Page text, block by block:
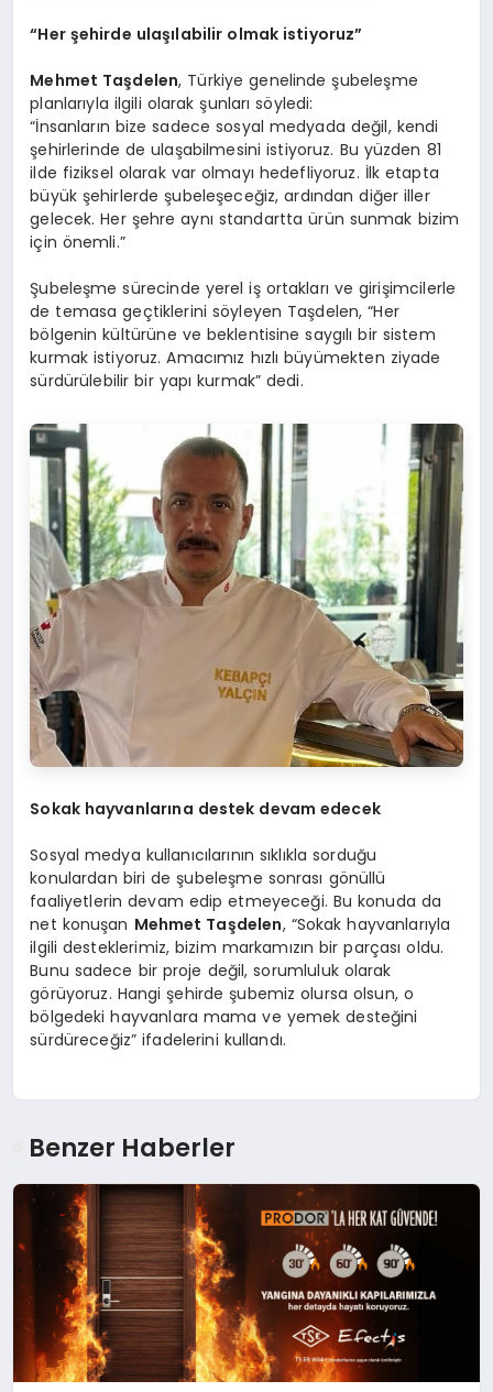
“Her şehirde ulaşılabilir olmak istiyoruz”
Mehmet Taşdelen, Türkiye genelinde şubeleşme
planlarıyla ilgili olarak şunları söyledi:
“İnsanların bize sadece sosyal medyada değil, kendi
şehirlerinde de ulaşabilmesini istiyoruz. Bu yüzden 81
ilde fiziksel olarak var olmayı hedefliyoruz. İlk etapta
büyük şehirlerde şubeleşeceğiz, ardından diğer iller
gelecek. Her şehre aynı standartta ürün sunmak bizim
için önemli.”
Şubeleşme sürecinde yerel iş ortakları ve girişimcilerle
de temasa geçtiklerini söyleyen Taşdelen, “Her
bölgenin kültürüne ve beklentisine saygılı bir sistem
kurmak istiyoruz. Amacımız hızlı büyümekten ziyade
sürdürülebilir bir yapı kurmak” dedi.
Sokak hayvanlarına destek devam edecek
Sosyal medya kullanıcılarının sıklıkla sorduğu
konulardan biri de şubeleşme sonrası gönüllü
faaliyetlerin devam edip etmeyeceği. Bu konuda da
net konuşan Mehmet Taşdelen, “Sokak hayvanlarıyla
ilgili desteklerimiz, bizim markamızın bir parçası oldu.
Bunu sadece bir proje değil, sorumluluk olarak
görüyoruz. Hangi şehirde şubemiz olursa olsun, o
bölgedeki hayvanlara mama ve yemek desteğini
sürdüreceğiz” ifadelerini kullandı.
Benzer Haberler